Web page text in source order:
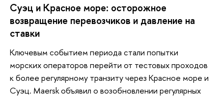
Суэц и Красное море: осторожное
возвращение перевозчиков и давление на
ставки
Ключевым событием периода стали попытки
морских операторов перейти от тестовых проходов
к более регулярному транзиту через Красное море и
Суэц. Maersk объявил о возобновлении регулярных